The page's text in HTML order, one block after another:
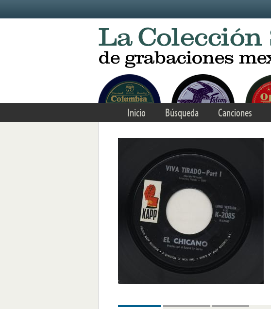
Inicio Búsqueda Canciones